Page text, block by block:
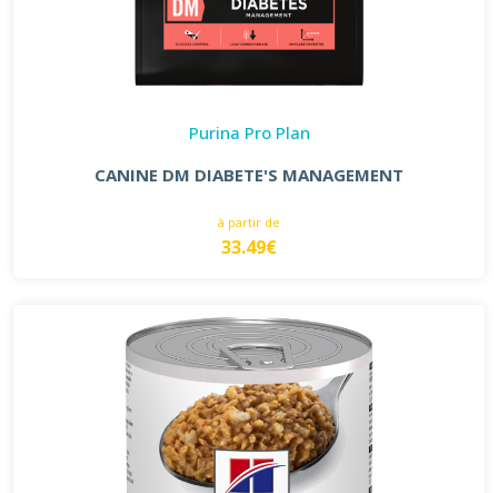
Purina Pro Plan
CANINE DM DIABETE'S MANAGEMENT
à partir de
33.49€